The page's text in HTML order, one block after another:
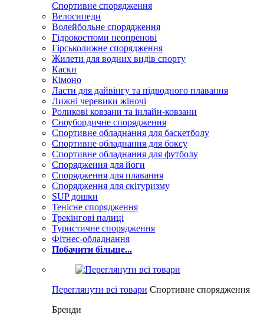
Спортивне спорядження
Велосипеди
Волейбольне спорядження
Гідрокостюми неопренові
Гірськолижне спорядження
Жилети для водних видів спорту
Каски
Кімоно
Ласти для дайвінгу та підводного плавання
Лижні черевики жіночі
Роликові ковзани та інлайн-ковзани
Сноубордичне спорядження
Спортивне обладнання для баскетболу
Спортивне обладнання для боксу
Спортивне обладнання для футболу
Спорядження для йоги
Спорядження для плавання
Спорядження для скітуризму
SUP дошки
Тенісне спорядження
Трекінгові палиці
Туристичне спорядження
Фітнес-обладнання
Побачити більше...
Переглянути всі товари Спортивне спорядження
Бренди